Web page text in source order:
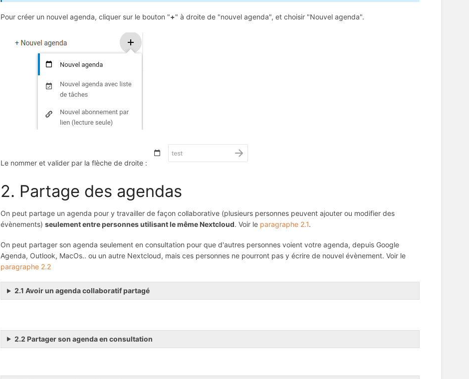
Pour créer un nouvel agenda, cliquer sur le bouton "+" à droite de "nouvel agenda", et choisir "Nouvel agenda".
Le nommer et valider par la flèche de droite :
2. Partage des agendas
On peut partage un agenda pour y travailler de façon collaborative (plusieurs personnes peuvent ajouter ou modifier des
évènements) seulement entre personnes utilisant le même Nextcloud. Voir le paragraphe 2.1.
On peut partager son agenda seulement en consultation pour que d'autres personnes voient votre agenda, depuis Google
Agenda, Outlook, MacOs.. ou un autre Nextcloud, mais ces personnes ne pourront pas y écrire de nouvel évènement. Voir le
paragraphe 2.2
2.1 Avoir un agenda collaboratif partagé
2.2 Partager son agenda en consultation